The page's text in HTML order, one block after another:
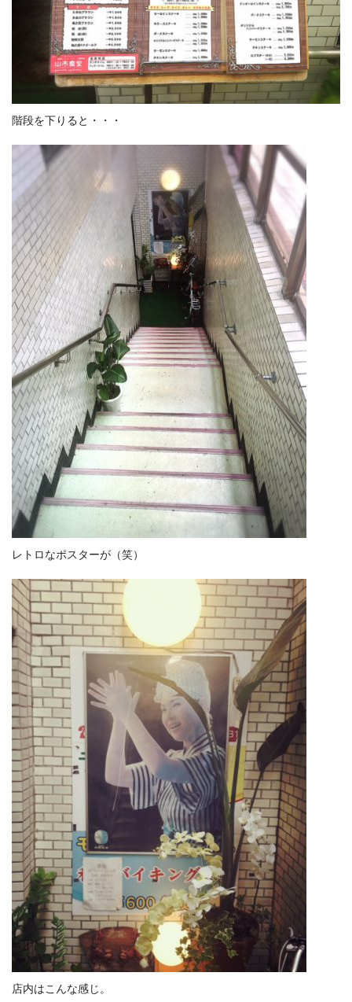
階段を下りると・・・
レトロなポスターが（笑）
店内はこんな感じ。